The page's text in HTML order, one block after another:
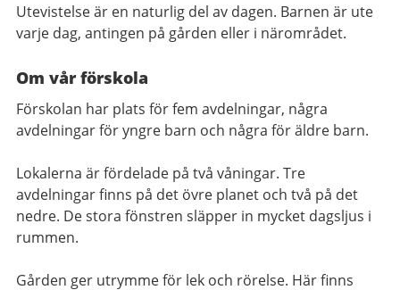
Utevistelse är en naturlig del av dagen. Barnen är ute
varje dag, antingen på gården eller i närområdet.
Om vår förskola
Förskolan har plats för fem avdelningar, några
avdelningar för yngre barn och några för äldre barn.
Lokalerna är fördelade på två våningar. Tre
avdelningar finns på det övre planet och två på det
nedre. De stora fönstren släpper in mycket dagsljus i
rummen.
Gården ger utrymme för lek och rörelse. Här finns